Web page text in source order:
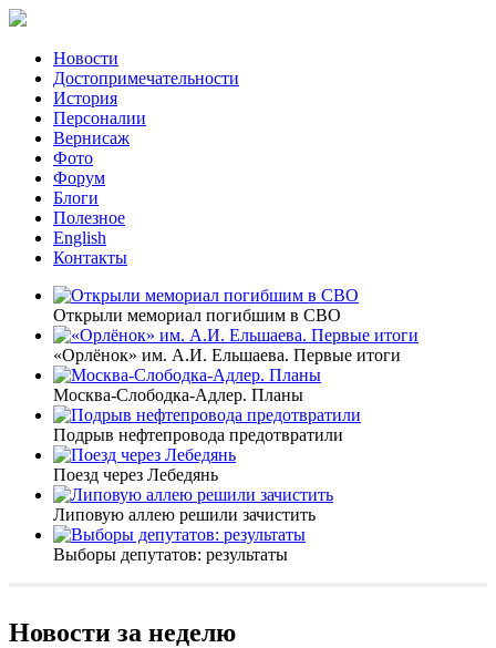
Новости
Достопримечательности
История
Персоналии
Вернисаж
Фото
Форум
Блоги
Полезное
English
Контакты
Открыли мемориал погибшим в СВО
«Орлёнок» им. А.И. Ельшаева. Первые итоги
Москва-Слободка-Адлер. Планы
Подрыв нефтепровода предотвратили
Поезд через Лебедянь
Липовую аллею решили зачистить
Выборы депутатов: результаты
Новости за неделю